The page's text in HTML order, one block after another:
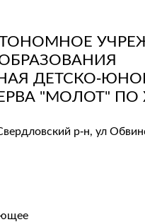
ДЕТСКО-
"МОЛОТ" ПО
р-н, ул